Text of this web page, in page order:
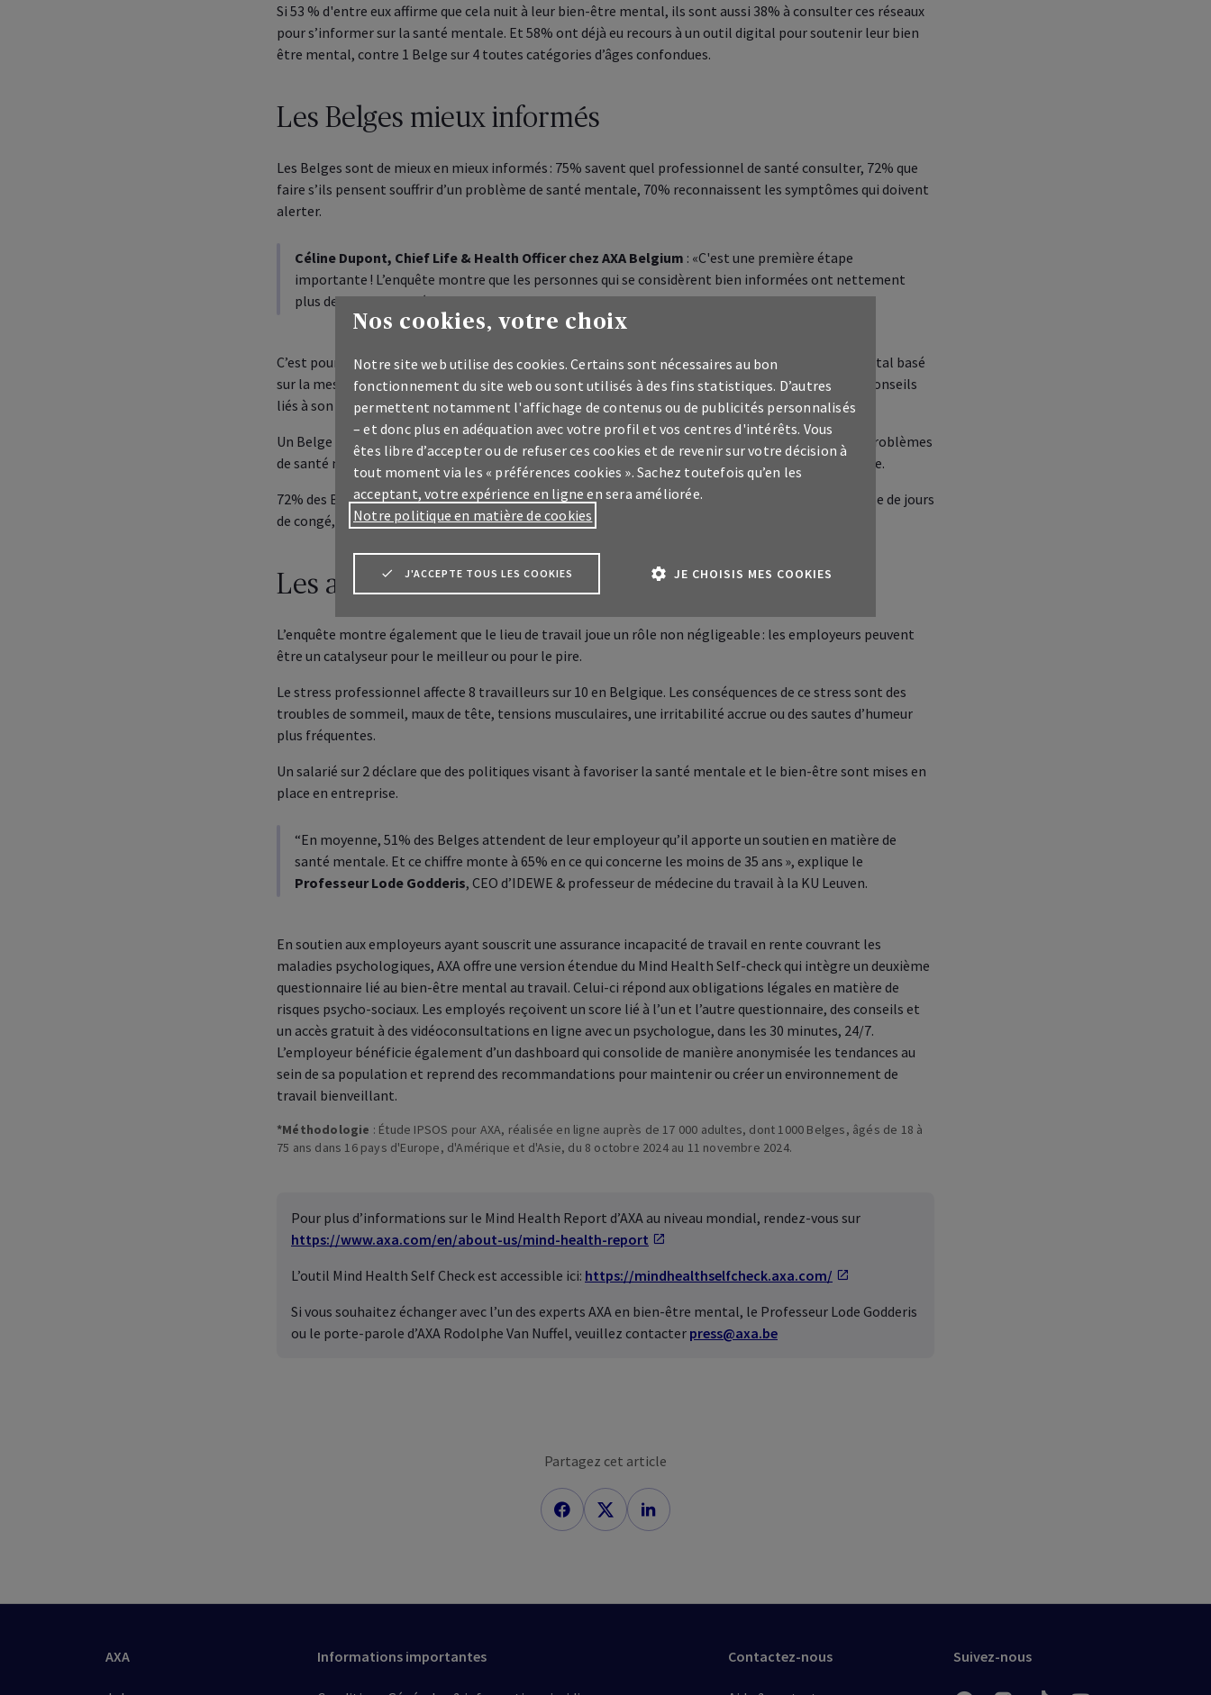
Connectez-vous
Tout sur vos assurances en tant
que particulier
MyAXA Healthcare
Gérez facilement votre
assurance santé
Que pouvez-vous faire dans votre espace client
MyAXA ?
Connectez-vous
Espace clientMyAXA Pro
Tout sur vos assurances
Dail Employee
souscrites pour vos employés
collectives
Découvrez les services en ligne pour votre
Découvrez-le sans tarder
Si 53 % d'entre eux affirme que cela nuit à leur bien-être mental, ils sont aussi 38% à consulter ces réseaux
pour s’informer sur la santé mentale. Et 58% ont déjà eu recours à un outil digital pour soutenir leur bien
être mental, contre 1 Belge sur 4 toutes catégories d’âges confondues.
Les Belges mieux informés
Les Belges sont de mieux en mieux informés : 75% savent quel professionnel de santé consulter, 72% que
faire s’ils pensent souffrir d’un problème de santé mentale, 70% reconnaissent les symptômes qui doivent
alerter.
Céline Dupont, Chief Life & Health Officerchez AXA Belgium : «C'est une première étape
importante ! L’enquête montre que les personnes qui se considèrent bien informées ont nettement
plus de chances de s'épanouir que celles qui ne le sont pas. »
C’est pourquoi AXA a mis à disposition de chacun leMind Health Self-check, un questionnaire digital basé
sur la mesure scientifique au cœur du rapport, qui offre un aperçu de son bien-être mental et des conseils
liés à son score, sans remplacer l’avis et le suivi indiqué d’un professionnel.
Un Belge sur 2 estime que le système de santé soutient efficacement les personnes souffrant de problèmes
de santé mentale, un sentiment plus fort que dans la plupart des pays européens et qui se renforce.
72% des Belges actifs prennent au moins une initiative pour améliorer leur bien-être mental : prise de jours
de congé, activité physique, méditation/ pleine conscience, soutien professionnel ou de proches.
Les attentes vis-à-vis des employeurs
L’enquête montre également que le lieu de travail joue un rôle non négligeable : les employeurs peuvent
être un catalyseur pour le meilleur ou pour le pire.
Le stress professionnel affecte 8 travailleurs sur 10 en Belgique. Les conséquences de ce stress sont des
troubles de sommeil, maux de tête, tensions musculaires, une irritabilité accrue ou des sautes d’humeur
plus fréquentes.
Un salarié sur 2 déclare que des politiques visant à favoriser la santé mentale et le bien-être sont mises en
place en entreprise.
“En moyenne, 51% des Belges attendent de leur employeur qu’il apporte un soutien en matière de
santé mentale. Et ce chiffre monte à 65% en ce qui concerne les moins de 35 ans », explique le
Professeur Lode Godderis, CEO d’IDEWE & professeur de médecine du travail à la KU Leuven.
En soutien aux employeurs ayant souscrit une assurance incapacité de travail en rente couvrant les
maladies psychologiques, AXA offre une version étendue du Mind Health Self-checkqui intègre un deuxième
questionnaire lié au bien-être mental au travail. Celui-ci répond aux obligations légales en matière de
risques psycho-sociaux. Les employés reçoivent un score lié à l’un et l’autre questionnaire, des conseils et
un accès gratuit à des vidéoconsultations en ligne avec un psychologue, dans les 30 minutes, 24/7.
L’employeur bénéficie également d’un dashboard qui consolide de manière anonymisée les tendances au
sein de sa population et reprend des recommandations pour maintenir ou créer un environnement de
travail bienveillant.
*Méthodologie : Étude IPSOS pour AXA, réalisée en ligne auprès de 17 000 adultes, dont 1000 Belges, âgés de 18 à
75 ans dans 16 pays d'Europe, d'Amérique et d'Asie, du 8 octobre 2024 au 11 novembre 2024.
Pour plus d’informations sur le Mind Health Report d’AXA au niveau mondial, rendez-vous sur
https://www.axa.com/en/about-us/mind-health-report
L’outil Mind Health Self Check est accessible ici: https://mindhealthselfcheck.axa.com/
Si vous souhaitez échanger avec l’un des experts AXA en bien-être mental, le Professeur Lode Godderis
ou le porte-parole d’AXA Rodolphe Van Nuffel, veuillez contacter press@axa.be
Partagez cet article
AXA Informations importantes Contactez-nous Suivez-nous
Nos cookies, votre choix
Notre site web utilise des cookies. Certains sont nécessaires au bon
fonctionnement du site web ou sont utilisés à des fins statistiques. D’autres
permettent notamment l'affichage de contenus ou de publicités personnalisés
– et donc plus en adéquation avec votre profil et vos centres d'intérêts. Vous
êtes libre d’accepter ou de refuser ces cookies et de revenir sur votre décision à
tout moment via les « préférences cookies ». Sachez toutefois qu’en les
acceptant, votre expérience en ligne en sera améliorée.
Notre politique en matière de cookies
J'ACCEPTE TOUS LES COOKIES JE CHOISIS MES COOKIES